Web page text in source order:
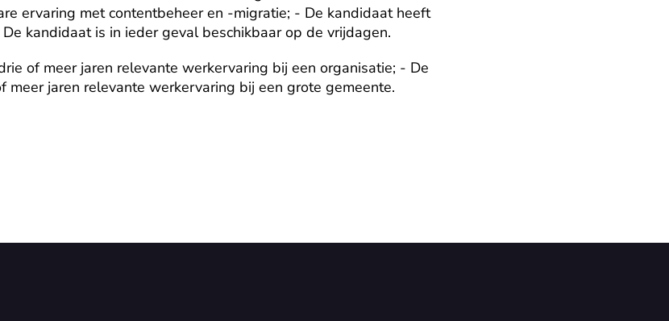
ervaring met contentbeheer en -migratie; - De kandidaat heeft
kandidaat is in ieder geval beschikbaar op de vrijdagen.
of meer jaren relevante werkervaring bij een organisatie; - De
meer jaren relevante werkervaring bij een grote gemeente.